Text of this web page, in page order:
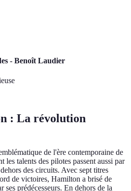
- Benoît Laudier
: La révolution
de l'ère contemporaine de
les talents des pilotes passent aussi par
des circuits. Avec sept titres
de victoires, Hamilton a brisé de
ses prédécesseurs. En dehors de la